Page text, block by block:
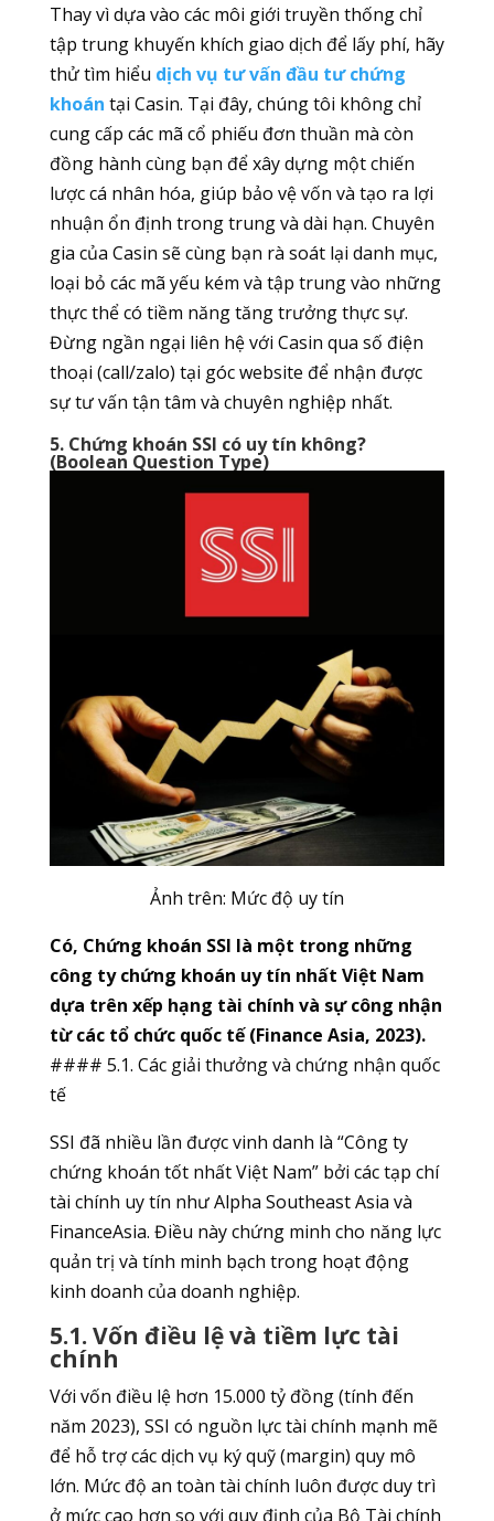
Thay vì dựa vào các môi giới truyền thống chỉ
tập trung khuyến khích giao dịch để lấy phí, hãy
thử tìm hiểu dịch vụ tư vấn đầu tư chứng
khoán tại Casin. Tại đây, chúng tôi không chỉ
cung cấp các mã cổ phiếu đơn thuần mà còn
đồng hành cùng bạn để xây dựng một chiến
lược cá nhân hóa, giúp bảo vệ vốn và tạo ra lợi
nhuận ổn định trong trung và dài hạn. Chuyên
gia của Casin sẽ cùng bạn rà soát lại danh mục,
loại bỏ các mã yếu kém và tập trung vào những
thực thể có tiềm năng tăng trưởng thực sự.
Đừng ngần ngại liên hệ với Casin qua số điện
thoại (call/zalo) tại góc website để nhận được
sự tư vấn tận tâm và chuyên nghiệp nhất.
5. Chứng khoán SSI có uy tín không?
(Boolean Question Type)
Ảnh trên: Mức độ uy tín
Có, Chứng khoán SSI là một trong những
công ty chứng khoán uy tín nhất Việt Nam
dựa trên xếp hạng tài chính và sự công nhận
từ các tổ chức quốc tế (Finance Asia, 2023).
#### 5.1. Các giải thưởng và chứng nhận quốc
tế
SSI đã nhiều lần được vinh danh là “Công ty
chứng khoán tốt nhất Việt Nam” bởi các tạp chí
tài chính uy tín như Alpha Southeast Asia và
FinanceAsia. Điều này chứng minh cho năng lực
quản trị và tính minh bạch trong hoạt động
kinh doanh của doanh nghiệp.
5.1. Vốn điều lệ và tiềm lực tài
chính
Với vốn điều lệ hơn 15.000 tỷ đồng (tính đến
năm 2023), SSI có nguồn lực tài chính mạnh mẽ
để hỗ trợ các dịch vụ ký quỹ (margin) quy mô
lớn. Mức độ an toàn tài chính luôn được duy trì
ở mức cao hơn so với quy định của Bộ Tài chính